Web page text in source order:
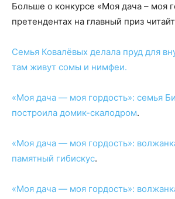
Больше о конкурсе «Моя дача – моя
претендентах на главный приз
Семья Ковалёвых делала пруд для
там живут сомы и нимфеи.
«Моя дача — моя гордость»: семья
построила домик-скалодром.
«Моя дача — моя гордость»:
памятный гибискус.
«Моя дача — моя гордость»: